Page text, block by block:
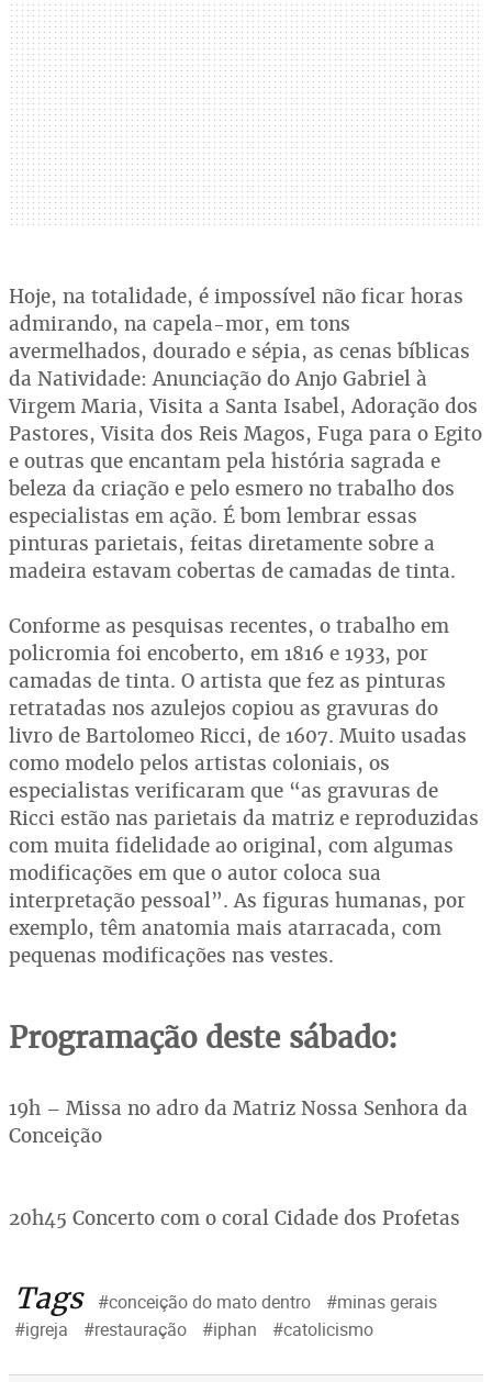
Hoje, na totalidade, é impossível não ficar horas
admirando, na capela-mor, em tons
avermelhados, dourado e sépia, as cenas bíblicas
da Natividade: Anunciação do Anjo Gabriel à
Virgem Maria, Visita a Santa Isabel, Adoração dos
Pastores, Visita dos Reis Magos, Fuga para o Egito
e outras que encantam pela história sagrada e
beleza da criação e pelo esmero no trabalho dos
especialistas em ação. É bom lembrar essas
pinturas parietais, feitas diretamente sobre a
madeira estavam cobertas de camadas de tinta.
Conforme as pesquisas recentes, o trabalho em
policromia foi encoberto, em 1816 e 1933, por
camadas de tinta. O artista que fez as pinturas
retratadas nos azulejos copiou as gravuras do
livro de Bartolomeo Ricci, de 1607. Muito usadas
como modelo pelos artistas coloniais, os
especialistas verificaram que “as gravuras de
Ricci estão nas parietais da matriz e reproduzidas
com muita fidelidade ao original, com algumas
modificações em que o autor coloca sua
interpretação pessoal”. As figuras humanas, por
exemplo, têm anatomia mais atarracada, com
pequenas modificações nas vestes.
Programação deste sábado:
19h – Missa no adro da Matriz Nossa Senhora da
Conceição
20h45 Concerto com o coral Cidade dos Profetas
Tags #conceição do mato dentro
#minas gerais
#igreja
#restauração #iphan #catolicismo